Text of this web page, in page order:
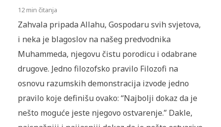
12 min čitanja
Zahvala pripada Allahu, Gospodaru svih svjetova,
i neka je blagoslov na našeg predvodnika
Muhammeda, njegovu čistu porodicu i odabrane
drugove. Jedno filozofsko pravilo Filozofi na
osnovu razumskih demonstracija izvode jedno
pravilo koje definišu ovako: “Najbolji dokaz da je
nešto moguće jeste njegovo ostvarenje.” Dakle,